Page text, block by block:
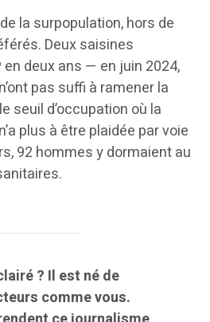
la surpopulation, hors de
Deux saisines
en deux ans — en juin 2024,
pas suffi à ramener la
seuil d’occupation où la
plus à être plaidée par voie
92 hommes y dormaient au
? Il est né de
comme vous.